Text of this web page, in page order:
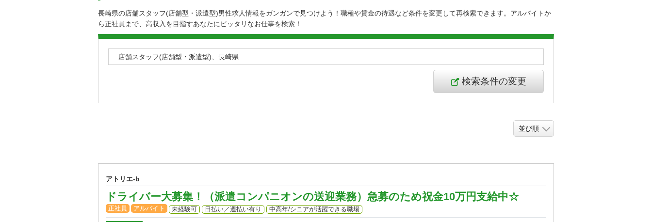
長崎県の店舗スタッフ(店舗型・派遣型)男性求人情報をガンガンで見つけよう！職種や賃金の待遇など条件を変更して再検索できます。アルバイトか
ら正社員まで、高収入を目指すあなたにピッタリなお仕事を検索！
店舗スタッフ(店舗型・派遣型)、長崎県
検索条件の変更
アトリエ-b
ドライバー大募集！（派遣コンパニオンの送迎業務）急募のため祝金10万円支給中☆
正社員 アルバイト 未経験可 日払い／週払い有り 中高年/シニアが活躍できる職場